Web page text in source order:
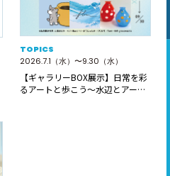
TOPICS
2026.7.1（水）〜9.30（水）
【ギャラリーBOX展示】日常を彩
るアートと歩こう～水辺とアート